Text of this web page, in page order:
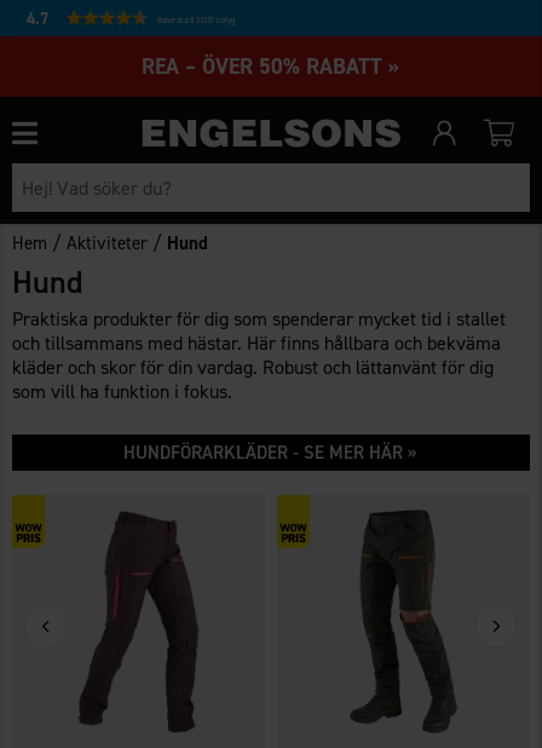
4.7 Baserat på 27231 betyg
REA – ÖVER 50% RABATT »
Hem /Aktiviteter / Hund
Hund
Praktiska produkter för dig som spenderar mycket tid i stallet
och tillsammans med hästar. Här finns hållbara och bekväma
kläder och skor för din vardag. Robust och lättanvänt för dig
som vill ha funktion i fokus.
HUNDFÖRARKLÄDER - SE MER HÄR »